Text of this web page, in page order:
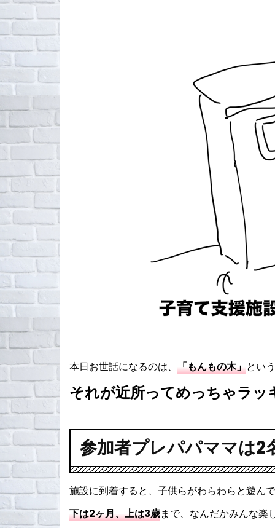
本日お世話になるのは、 「もんもの木」とい
それが近所ってめっちゃラッ
参加者プレパパママは2
施設に到着すると、子供らがわらわらと遊ん
下は2ヶ月、上は3歳まで、なんだかみんな楽